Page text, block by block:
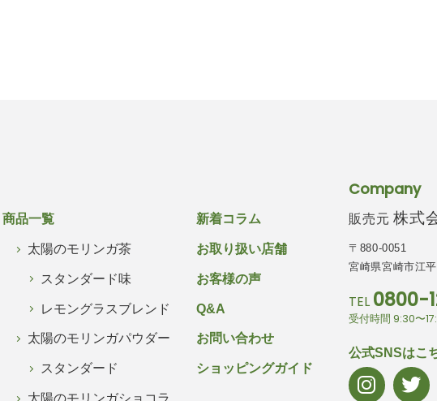
商品一覧
太陽のモリンガ茶
スタンダード味
レモングラスブレンド
太陽のモリンガパウダー
スタンダード
太陽のモリンガショコラ
新着コラム
お取り扱い店舗
お客様の声
Q&A
お問い合わせ
ショッピングガイド
Company
販売元株式
〒880-0051
宮崎県宮崎市江
TEL 0800-
受付時間 9:30〜
公式SNSはこ